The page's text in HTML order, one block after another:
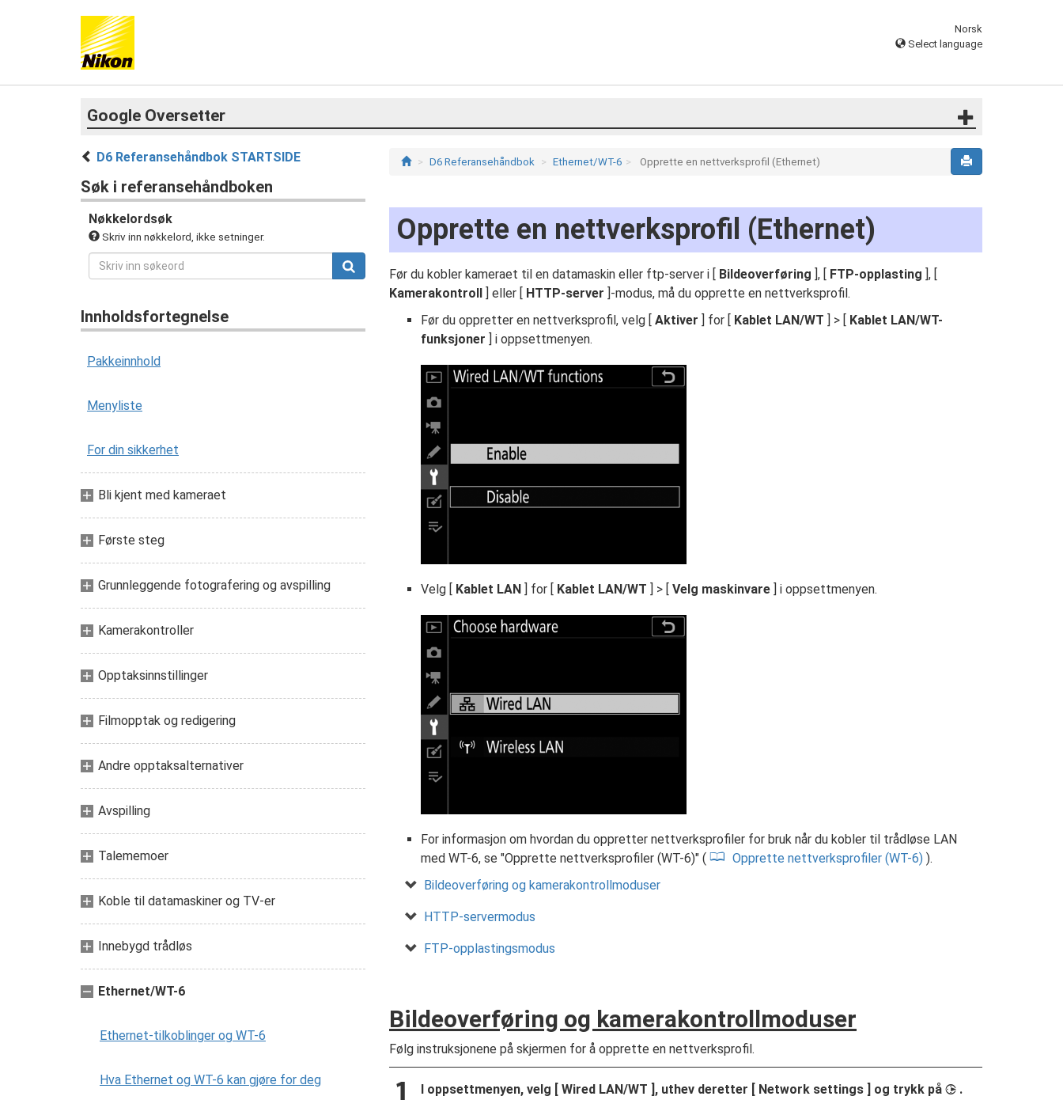
Norsk
Select language
Google Oversetter
D6 Referansehåndbok STARTSIDE
Søk i referansehåndboken
Nøkkelordsøk
Skriv inn nøkkelord, ikke setninger.
Innholdsfortegnelse
Pakkeinnhold
Menyliste
For din sikkerhet
Bli kjent med kameraet
Første steg
Grunnleggende fotografering og avspilling
Kamerakontroller
Opptaksinnstillinger
Filmopptak og redigering
Andre opptaksalternativer
Avspilling
Talememoer
Koble til datamaskiner og TV-er
Innebygd trådløs
Ethernet/WT-6
Ethernet-tilkoblinger og WT-6
Hva Ethernet og WT-6 kan gjøre for deg
D6 Referansehåndbok Ethernet/WT-6 Opprette en nettverksprofil (Ethernet)
Opprette en nettverksprofil (Ethernet)
Før du kobler kameraet til en datamaskin eller ftp-server i [ Bildeoverføring ], [ FTP-opplasting ], [
Kamerakontroll ] eller [ HTTP-server ]-modus, må du opprette en nettverksprofil.
Før du oppretter en nettverksprofil, velg [ Aktiver ] for [ Kablet LAN/WT ] > [ Kablet LAN/WT-
funksjoner ] i oppsettmenyen.
Velg [ Kablet LAN ] for [ Kablet LAN/WT ] > [ Velg maskinvare ] i oppsettmenyen.
For informasjon om hvordan du oppretter nettverksprofiler for bruk når du kobler til trådløse LAN
med WT-6, se "Opprette nettverksprofiler (WT-6)" (
Opprette nettverksprofiler (WT-6) ).
Bildeoverføring og kamerakontrollmoduser
HTTP-servermodus
FTP-opplastingsmodus
Bildeoverføring og kamerakontrollmoduser
Følg instruksjonene på skjermen for å opprette en nettverksprofil.
I oppsettmenyen, velg [ Wired LAN/WT ], uthev deretter [ Network settings ] og trykk på 2 .